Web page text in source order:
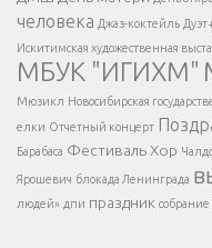
Написать
</button >
</div >
человека Джаз-коктейль
Искитимская художественная
МБУК "ИГИХМ"
Мюзикл Новосибирская
елки Отчетный концерт
Барабаса Фестиваль Хор
Ярошевич блокада Ленинграда
людей» дпи праздник